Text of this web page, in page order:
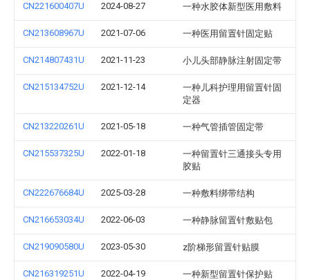
CN221600407U 2024-08-27 一种水胶体新型医用敷料
CN213608967U 2021-07-06 一种医用留置针固定贴
CN214807431U 2021-11-23 小儿头部静脉注射固定带
CN215134752U 2021-12-14
一种儿科护理用留置针固
定器
CN213220261U 2021-05-18 一种气管插管固定带
CN215537325U 2022-01-18
一种留置针三通接头专用
胶贴
CN222676684U 2025-03-28 一种敷料绑带结构
CN216653034U 2022-06-03 一种静脉留置针敷贴包
CN219090580U 2023-05-30 z阶梯形留置针贴膜
CN216319251U 2022-04-19 一种新型留置针保护贴